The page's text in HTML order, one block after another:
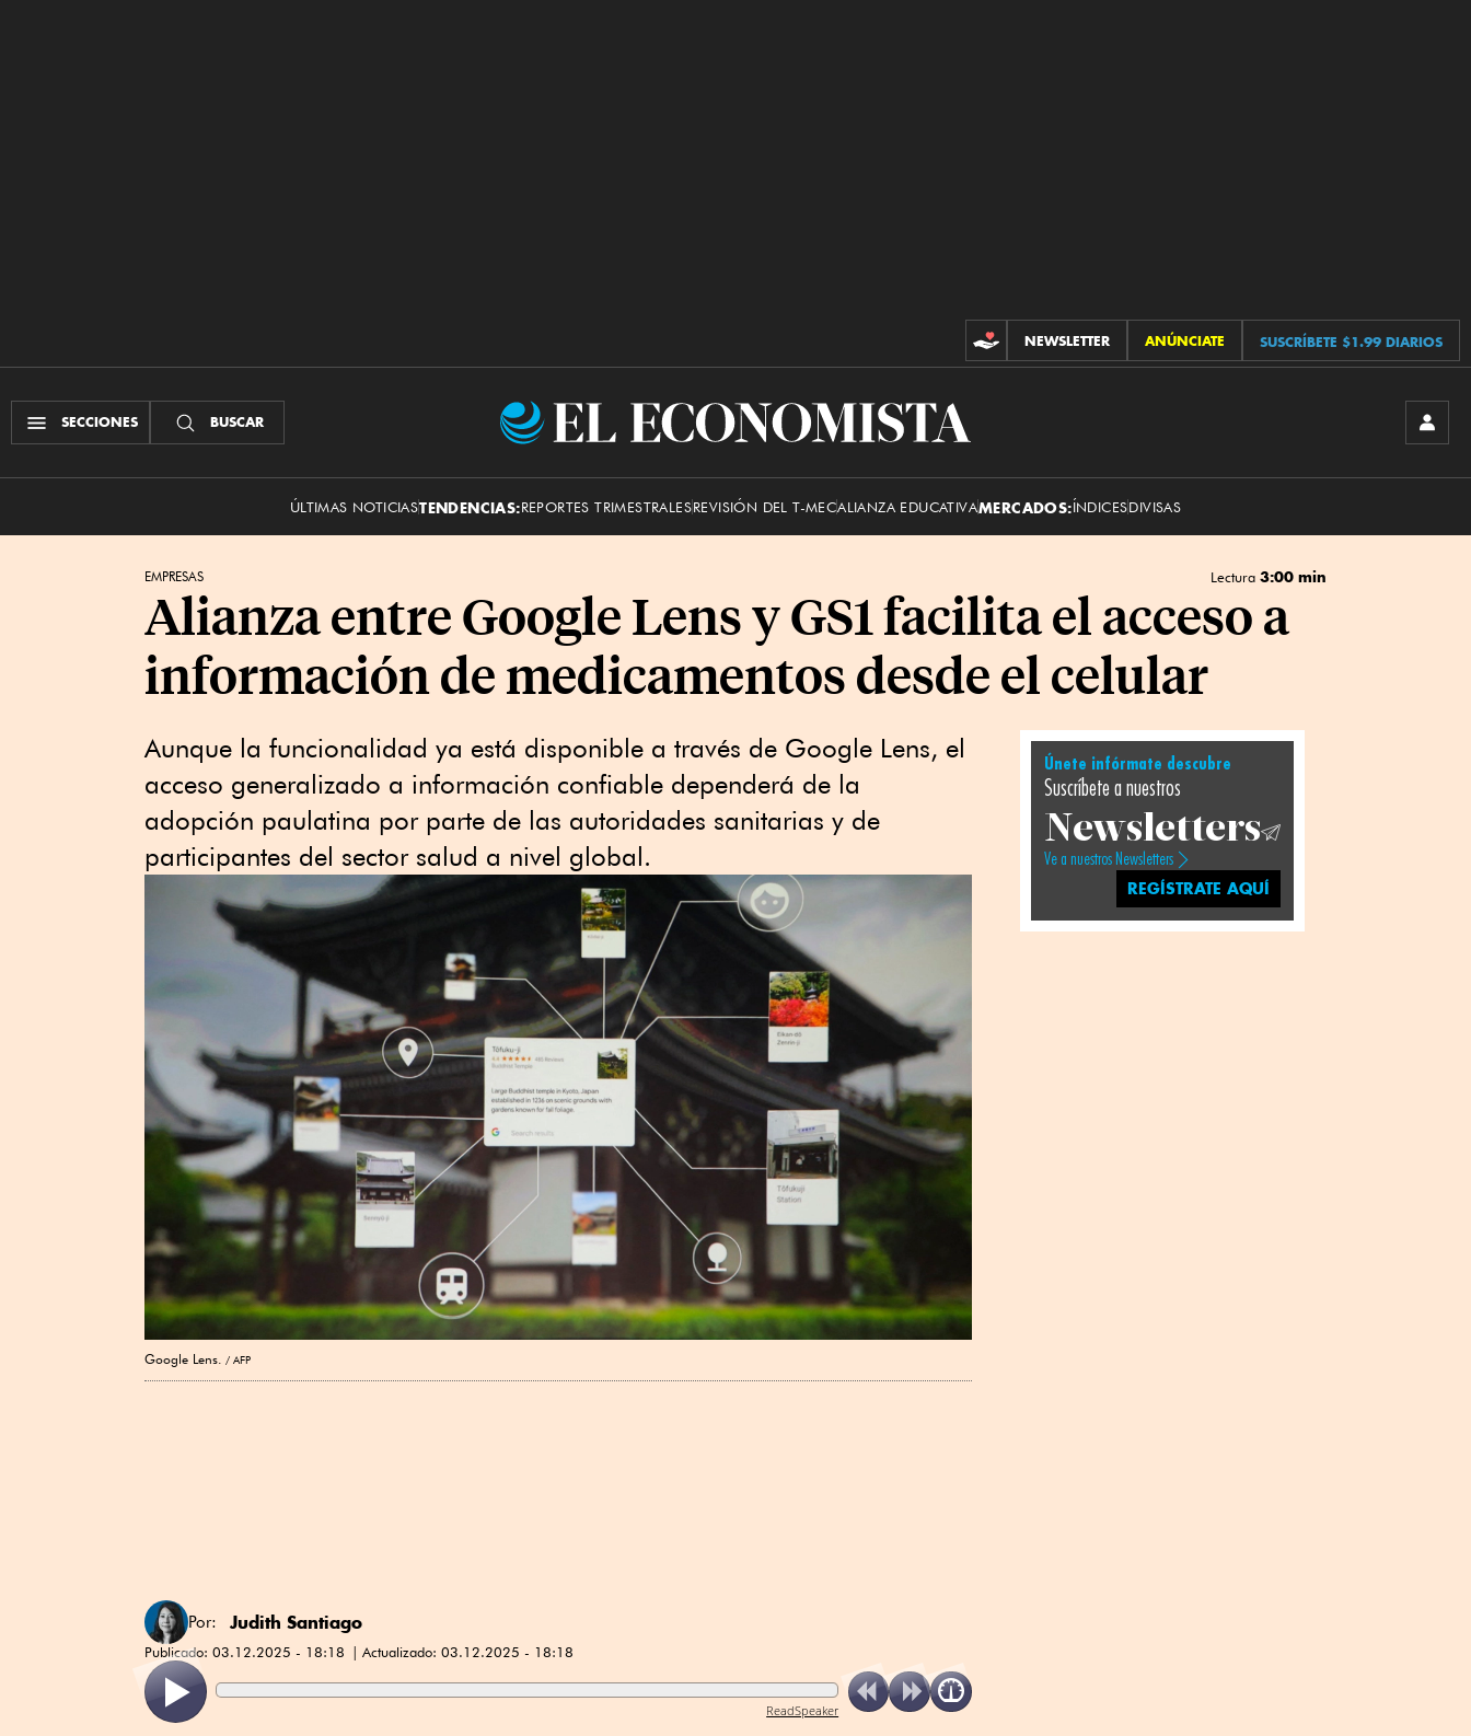
CONTRIBUCIONES
NEWSLETTER ANÚNCIATE SUSCRÍBETE $1.99 DIARIOS
SECCIONES BUSCAR
El
ÚLTIMAS NOTICIASTENDENCIAS:REPORTES TRIMESTRALESREVISIÓN DEL T-MECALIANZA EDUCATIVAMERCADOS:ÍNDICESDIVISAS
EMPRESAS Lectura 3:00 min
Alianza entre Google Lens y GS1 facilita el acceso a
información de medicamentos desde el celular
Aunque la funcionalidad ya está disponible a través de Google Lens, el
acceso generalizado a información confiable dependerá de la
adopción paulatina por parte de las autoridades sanitarias y de
participantes del sector salud a nivel global.
Google Lens. AFP
Por: Judith Santiago
Publicado: 03.12.2025 - 18:18 Actualizado: 03.12.2025 - 18:18
ReadSpeaker
Únete infórmate descubre
Suscríbete a nuestros
Newsletters
Ve a nuestros Newsletters
REGÍSTRATE AQUÍ